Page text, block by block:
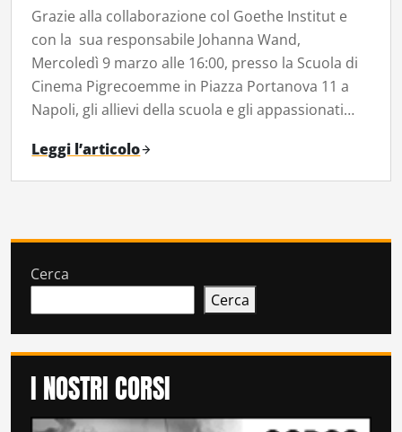
Grazie alla collaborazione col Goethe Institut e
con la sua responsabile Johanna Wand,
Mercoledì 9 marzo alle 16:00, presso la Scuola di
Cinema Pigrecoemme in Piazza Portanova 11 a
Napoli, gli allievi della scuola e gli appassionati…
Leggi l’articolo
Cerca
Cerca
I NOSTRI CORSI